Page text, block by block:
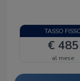
TASSO
€ 485
al mese